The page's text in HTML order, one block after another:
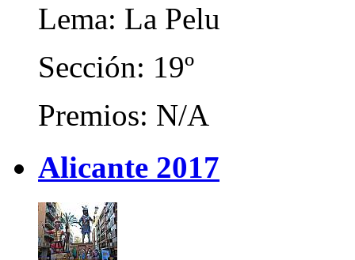
Lema: La Pelu
Sección: 19º
Premios: N/A
Alicante 2017